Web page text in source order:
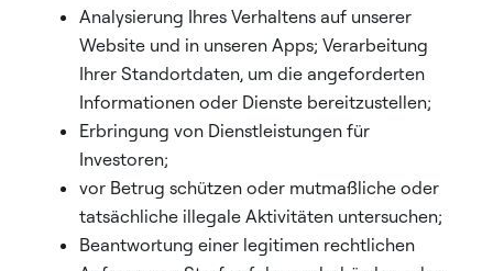
Analysierung Ihres Verhaltens auf unserer
Website und in unseren Apps; Verarbeitung
Ihrer Standortdaten, um die angeforderten
Informationen oder Dienste bereitzustellen;
Erbringung von Dienstleistungen für
Investoren;
vor Betrug schützen oder mutmaßliche oder
tatsächliche illegale Aktivitäten untersuchen;
Beantwortung einer legitimen rechtlichen